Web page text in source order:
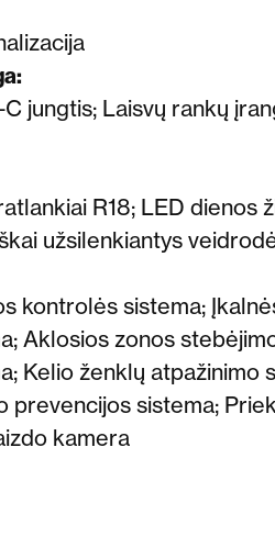
C jungtis; Laisvų rankų
R18; LED dienos
užsilenkiantys
kontrolės sistema;
Aklosios zonos
Kelio ženklų atpažinimo
prevencijos sistema;
kamera